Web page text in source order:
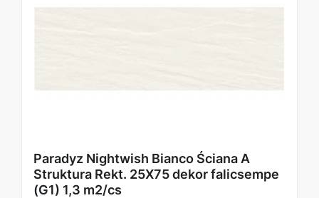
Paradyz Nightwish Bianco Ściana A
Struktura Rekt. 25X75 dekor falicsempe
(G1) 1,3 m2/cs